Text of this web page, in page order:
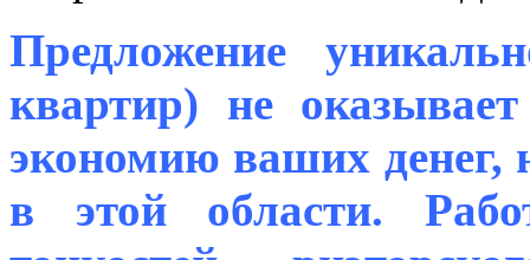
Предложение
квартир) не
экономию ваших денег,
в этой области.